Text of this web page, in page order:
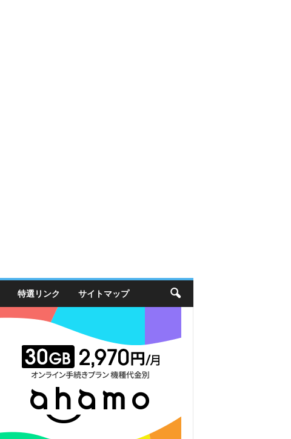
特選リンク サイトマップ